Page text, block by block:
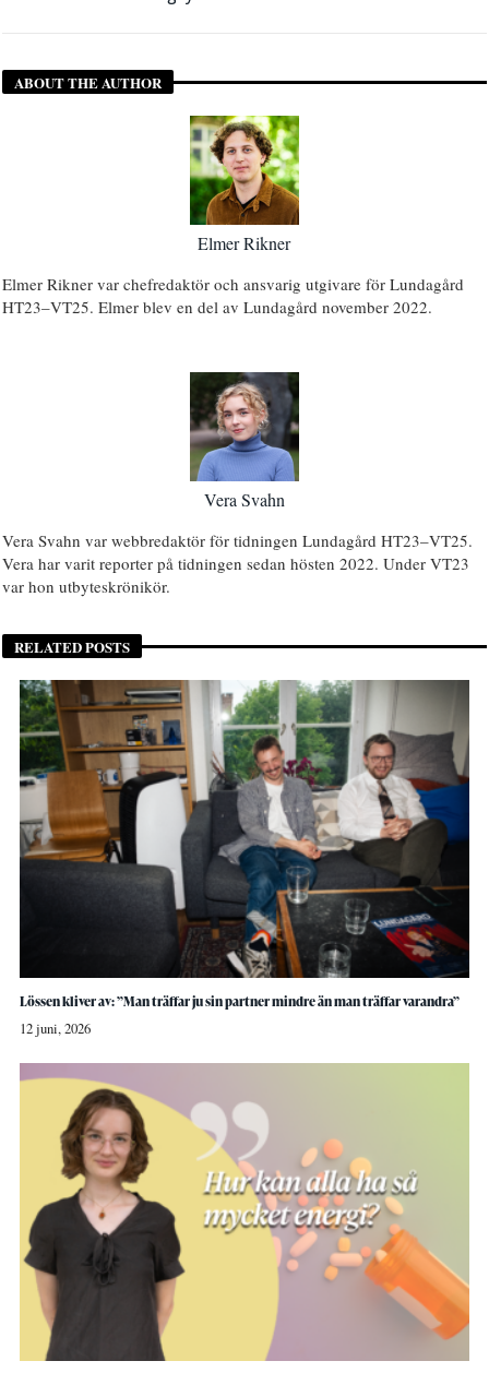
ABOUT THE AUTHOR
Elmer Rikner
Elmer Rikner var chefredaktör och ansvarig utgivare för Lundagård
HT23–VT25. Elmer blev en del av Lundagård november 2022.
Vera Svahn
Vera Svahn var webbredaktör för tidningen Lundagård HT23–VT25.
Vera har varit reporter på tidningen sedan hösten 2022. Under VT23
var hon utbyteskrönikör.
RELATED POSTS
Lössen kliver av: ”Man träffar ju sin partner mindre än man träffar varandra”
12 juni, 2026